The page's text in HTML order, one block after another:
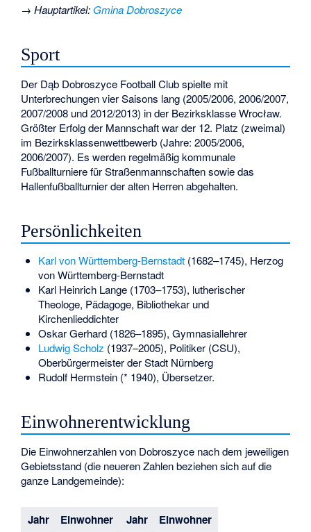
→Hauptartikel: Gmina Dobroszyce
Sport
Der Dąb Dobroszyce Football Club spielte mit
Unterbrechungen vier Saisons lang (2005/2006, 2006/2007,
2007/2008 und 2012/2013) in der Bezirksklasse Wrocław.
Größter Erfolg der Mannschaft war der 12. Platz (zweimal)
im Bezirksklassenwettbewerb (Jahre: 2005/2006,
2006/2007). Es werden regelmäßig kommunale
Fußballturniere für Straßenmannschaften sowie das
Hallenfußballturnier der alten Herren abgehalten.
Persönlichkeiten
Karl von Württemberg-Bernstadt(1682–1745), Herzog
von Württemberg-Bernstadt
Karl Heinrich Lange(1703–1753), lutherischer
Theologe, Pädagoge, Bibliothekar und
Kirchenlieddichter
Oskar Gerhard(1826–1895), Gymnasiallehrer
Ludwig Scholz (1937–2005), Politiker (CSU),
Oberbürgermeister der Stadt Nürnberg
Rudolf Hermstein(* 1940), Übersetzer.
Einwohnerentwicklung
Die Einwohnerzahlen von Dobroszyce nach dem jeweiligen
Gebietsstand (die neueren Zahlen beziehen sich auf die
ganze Landgemeinde):
Jahr Einwohner Jahr Einwohner